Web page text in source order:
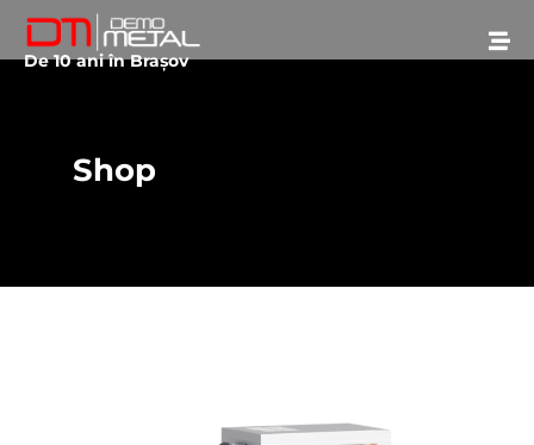
De 10 ani în Brașov
Shop